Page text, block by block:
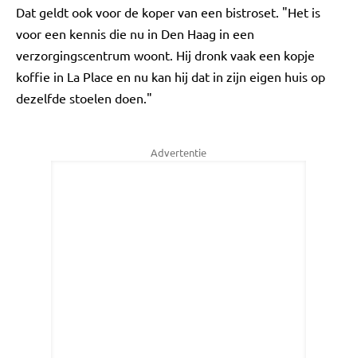
Dat geldt ook voor de koper van een bistroset. "Het is
voor een kennis die nu in Den Haag in een
verzorgingscentrum woont. Hij dronk vaak een kopje
koffie in La Place en nu kan hij dat in zijn eigen huis op
dezelfde stoelen doen."
Advertentie